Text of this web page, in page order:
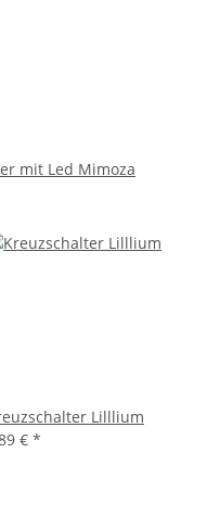
mit Led Mimoza
Lilllium
€ *